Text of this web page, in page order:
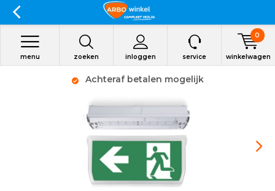
zoeken inloggen
menu service winkelwagen
0
Achteraf betalen mogelijk